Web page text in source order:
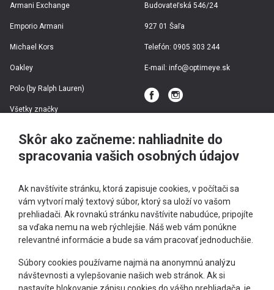
Slnečné okuliare
Športové okuliare
Teraz letí
Armani Exchange
Emporio Armani
Michael Kors
Oakley
Polo (by Ralph Lauren)
Všetky značky
Budovateľská 546/24
927 01 Šaľa
Telefón: 0905 303 244
E-mail: info@optimeye.sk
info@optimeye.sk
Skôr ako začneme: nahliadnite do
spracovania vašich osobných údajov
Ak navštívite stránku, ktorá zapisuje cookies, v počítači sa
vám vytvorí malý textový súbor, ktorý sa uloží vo vašom
prehliadači. Ak rovnakú stránku navštívite nabudúce, pripojíte
sa vďaka nemu na web rýchlejšie. Náš web vám ponúkne
relevantné informácie a bude sa vám pracovať jednoduchšie.
Súbory cookies používame najmä na anonymnú analýzu
návštevnosti a vylepšovanie našich web stránok. Ak si